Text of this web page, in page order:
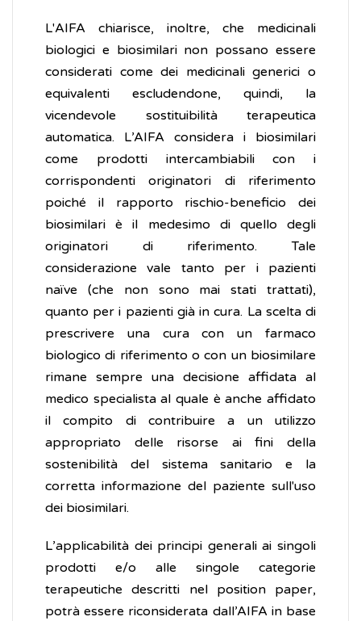
L'AIFA chiarisce, inoltre, che medicinali
biologici e biosimilari non possano essere
considerati come dei medicinali generici o
equivalenti escludendone, quindi, la
vicendevole sostituibilità terapeutica
automatica. L’AIFA considera i biosimilari
come prodotti intercambiabili con i
corrispondenti originatori di riferimento
poiché il rapporto rischio-beneficio dei
biosimilari è il medesimo di quello degli
originatori di riferimento. Tale
considerazione vale tanto per i pazienti
naïve (che non sono mai stati trattati),
quanto per i pazienti già in cura. La scelta di
prescrivere una cura con un farmaco
biologico di riferimento o con un biosimilare
rimane sempre una decisione affidata al
medico specialista al quale è anche affidato
il compito di contribuire a un utilizzo
appropriato delle risorse ai fini della
sostenibilità del sistema sanitario e la
corretta informazione del paziente sull'uso
dei biosimilari.
L’applicabilità dei principi generali ai singoli
prodotti e/o alle singole categorie
terapeutiche descritti nel position paper,
potrà essere riconsiderata dall’AIFA in base